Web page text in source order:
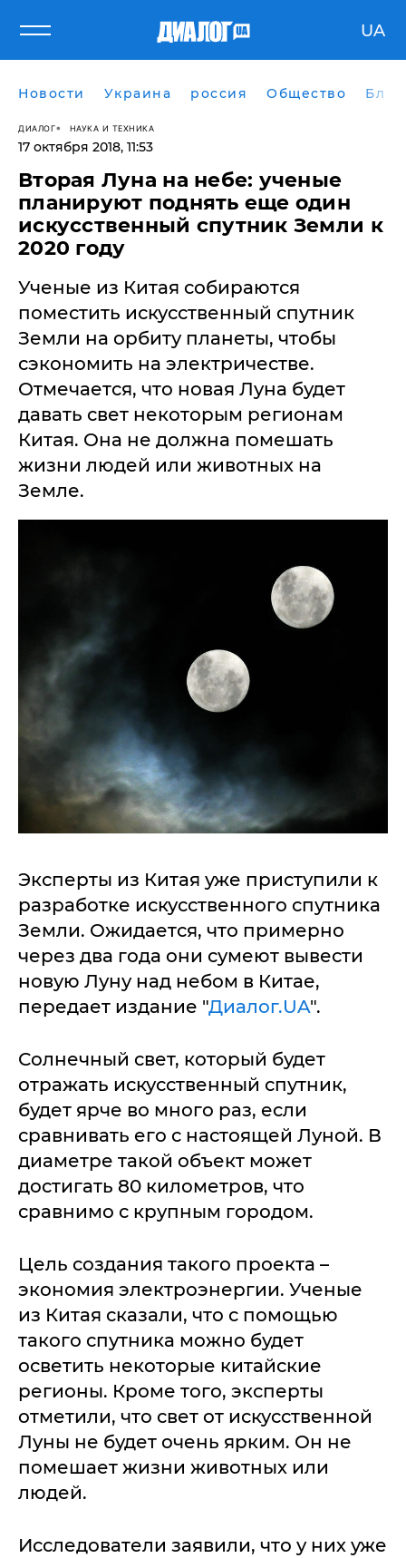
UA
Новости Украина россия Общество
ДИАЛОГ НАУКА И ТЕХНИКА
17 октября 2018, 11:53
Вторая Луна на небе: ученые
планируют поднять еще один
искусственный спутник Земли к
2020 году
Ученые из Китая собираются
поместить искусственный спутник
Земли на орбиту планеты, чтобы
сэкономить на электричестве.
Отмечается, что новая Луна будет
давать свет некоторым регионам
Китая. Она не должна помешать
жизни людей или животных на
Земле.
Эксперты из Китая уже приступили к
разработке искусственного спутника
Земли. Ожидается, что примерно
через два года они сумеют вывести
новую Луну над небом в Китае,
передает издание "Диалог.UA".
Солнечный свет, который будет
отражать искусственный спутник,
будет ярче во много раз, если
сравнивать его с настоящей Луной. В
диаметре такой объект может
достигать 80 километров, что
сравнимо с крупным городом.
Цель создания такого проекта –
экономия электроэнергии. Ученые
из Китая сказали, что с помощью
такого спутника можно будет
осветить некоторые китайские
регионы. Кроме того, эксперты
отметили, что свет от искусственной
Луны не будет очень ярким. Он не
помешает жизни животных или
людей.
Исследователи заявили, что у них уже